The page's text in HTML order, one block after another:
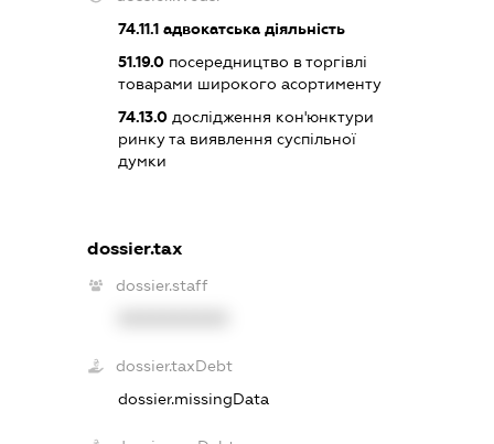
74.11.1адвокатська діяльність
51.19.0посередництво в торгівлі
товарами широкого асортименту
74.13.0дослідження кон'юнктури
ринку та виявлення суспільної
думки
dossier.tax
dossier.staff
dossier.taxDebt
dossier.missingData